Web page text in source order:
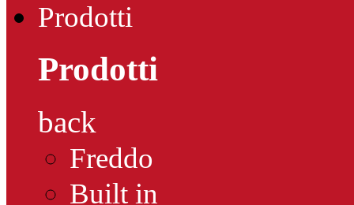
Prodotti
Prodotti
back
Freddo
Built in